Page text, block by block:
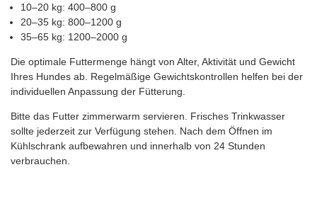
10–20 kg: 400–800 g
20–35 kg: 800–1200 g
35–65 kg: 1200–2000 g
Die optimale Futtermenge hängt von Alter, Aktivität und Gewicht
Ihres Hundes ab. Regelmäßige Gewichtskontrollen helfen bei der
individuellen Anpassung der Fütterung.
Bitte das Futter zimmerwarm servieren. Frisches Trinkwasser
sollte jederzeit zur Verfügung stehen. Nach dem Öffnen im
Kühlschrank aufbewahren und innerhalb von 24 Stunden
verbrauchen.